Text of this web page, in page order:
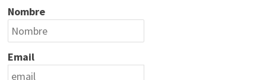
Nombre
Email